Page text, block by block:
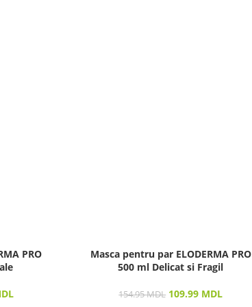
PRO
Masca pentru par ELODERMA PRO
500 ml Delicat si Fragil
154.95MDL 109.99 MDL